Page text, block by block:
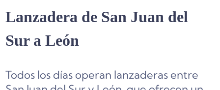
Lanzadera de San Juan del
Sur a León
Todos los días operan lanzaderas entre